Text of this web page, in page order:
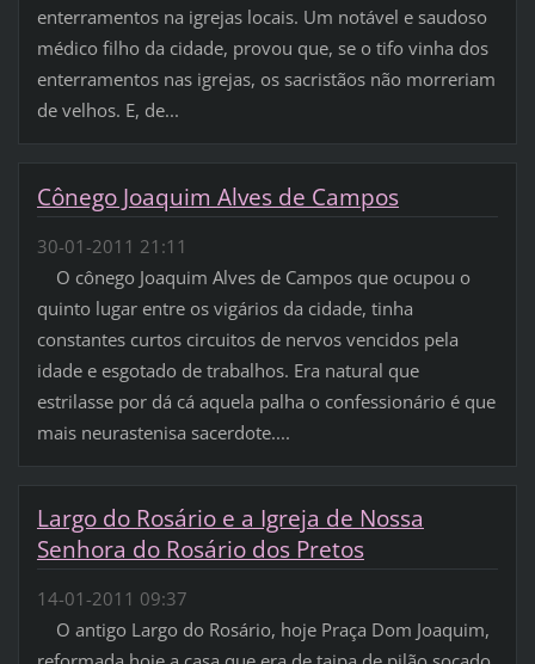
enterramentos na igrejas locais. Um notável e saudoso
médico filho da cidade, provou que, se o tifo vinha dos
enterramentos nas igrejas, os sacristãos não morreriam
de velhos. E, de...
Cônego Joaquim Alves de Campos
30-01-2011 21:11
O cônego Joaquim Alves de Campos que ocupou o
quinto lugar entre os vigários da cidade, tinha
constantes curtos circuitos de nervos vencidos pela
idade e esgotado de trabalhos. Era natural que
estrilasse por dá cá aquela palha o confessionário é que
mais neurastenisa sacerdote....
Largo do Rosário e a Igreja de Nossa
Senhora do Rosário dos Pretos
14-01-2011 09:37
O antigo Largo do Rosário, hoje Praça Dom Joaquim,